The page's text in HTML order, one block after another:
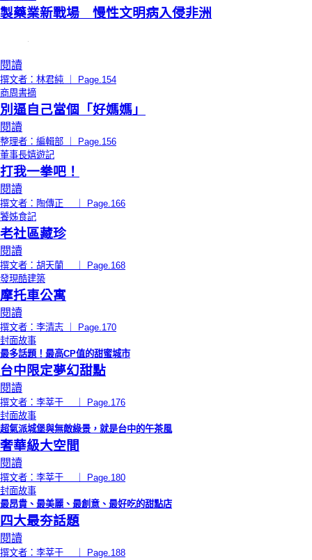
製藥業新戰場 慢性文明病入侵非洲
閱讀
撰文者：林君純 ｜ Page.154
商周書摘
別逼自己當個「好媽媽」
閱讀
整理者：編輯部 ｜ Page.156
董事長嬉遊記
打我一拳吧！
閱讀
撰文者：陶傳正 ｜ Page.166
饕姊食記
老社區藏珍
閱讀
撰文者：胡天蘭 ｜ Page.168
發現酷建築
摩托車公寓
閱讀
撰文者：李清志 ｜ Page.170
封面故事
最多話題！最高CP值的甜蜜城市
台中限定夢幻甜點
閱讀
撰文者：李莘于 ｜ Page.176
封面故事
超氣派城堡與無敵綠景，就是台中的午茶風
奢華級大空間
閱讀
撰文者：李莘于 ｜ Page.180
封面故事
最昂貴、最美麗、最創意、最好吃的甜點店
四大最夯話題
閱讀
撰文者：李莘于 ｜ Page.188